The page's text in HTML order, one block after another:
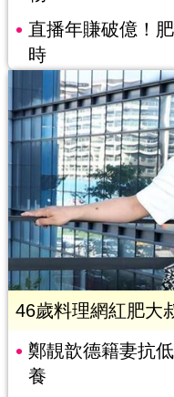
直播年賺破億！
時
46歲料理網紅肥大
鄭靚歆德籍妻抗
養